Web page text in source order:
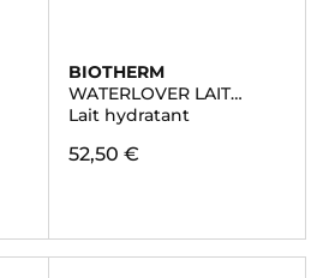
BIOTHERM
WATERLOVER LAIT
SOLAIRE HYDRATANT
SPF30
Lait hydratant
52,50 €